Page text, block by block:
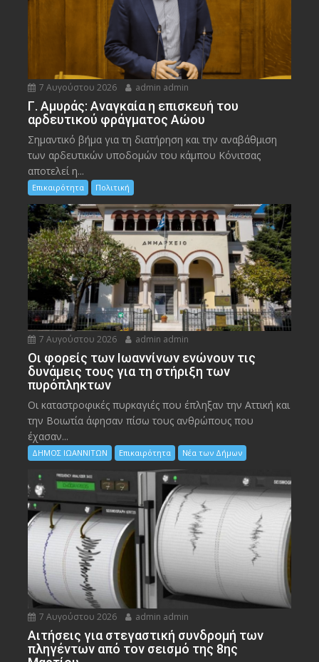
7 Αυγούστου 2026 admin admin
Γ. Αμυράς: Αναγκαία η επισκευή του
αρδευτικού φράγματος Αώου
Σημαντικό βήμα για τη διατήρηση και την αναβάθμιση
των αρδευτικών υποδομών του κάμπου Κόνιτσας
αποτελεί η...
Επικαιρότητα Πολιτική
7 Αυγούστου 2026 admin admin
Οι φορείς των Ιωαννίνων ενώνουν τις
δυνάμεις τους για τη στήριξη των
πυρόπληκτων
Οι καταστροφικές πυρκαγιές που έπληξαν την Αττική και
την Bοιωτία άφησαν πίσω τους ανθρώπους που
έχασαν...
ΔΗΜΟΣ ΙΩΑΝΝΙΤΩΝ Επικαιρότητα Νέα των Δήμων
7 Αυγούστου 2026 admin admin
Αιτήσεις για στεγαστική συνδρομή των
πληγέντων από τον σεισμό της 8ης